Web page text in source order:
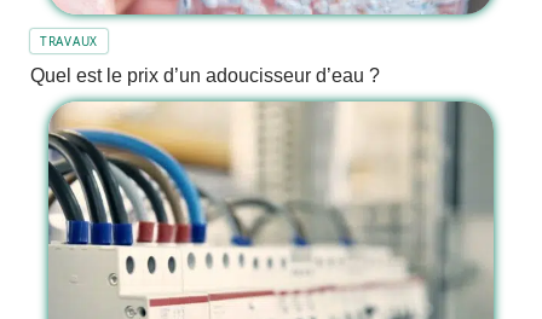
TRAVAUX
Quel est le prix d’un adoucisseur d’eau ?